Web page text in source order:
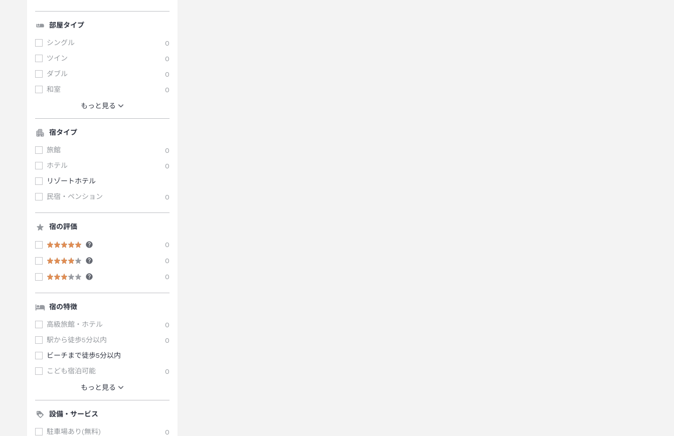
部屋タイプ
シングル
0
ツイン
0
ダブル
0
和室
0
もっと見る
宿タイプ
旅館
0
ホテル
0
リゾートホテル
民宿・ペンション
0
宿の評価
0
0
0
宿の特徴
高級旅館・ホテル
0
駅から徒歩5分以内
0
ビーチまで徒歩5分以内
こども宿泊可能
0
もっと見る
設備・サービス
駐車場あり(無料)
0